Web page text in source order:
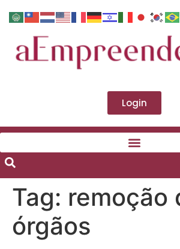
Login
Tag: remoção
órgãos